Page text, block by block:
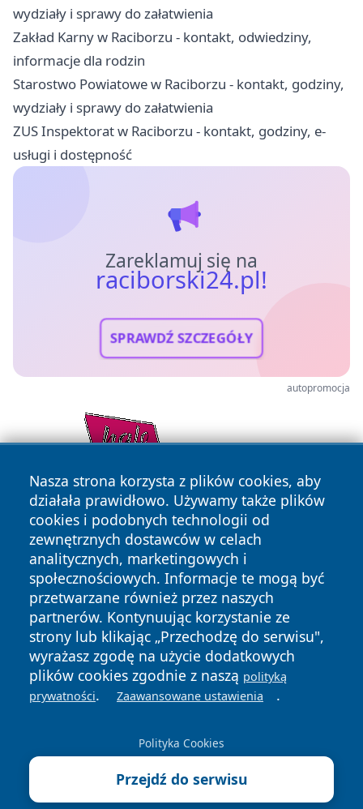
wydziały i sprawy do załatwienia
Zakład Karny w Raciborzu - kontakt, odwiedziny,
informacje dla rodzin
Starostwo Powiatowe w Raciborzu - kontakt, godziny,
wydziały i sprawy do załatwienia
ZUS Inspektorat w Raciborzu - kontakt, godziny, e-
usługi i dostępność
Zareklamuj się na
raciborski24.pl!
SPRAWDŹ SZCZEGÓŁY
autopromocja
Nasza strona korzysta z plików cookies, aby
działała prawidłowo. Używamy także plików
cookies i podobnych technologii od
zewnętrznych dostawców w celach
analitycznych, marketingowych i
społecznościowych. Informacje te mogą być
przetwarzane również przez naszych
partnerów. Kontynuując korzystanie ze
strony lub klikając „Przechodzę do serwisu",
wyrażasz zgodę na użycie dodatkowych
plików cookies zgodnie z naszą polityką
prywatności. Zaawansowane ustawienia .
Polityka Cookies
Przejdź do serwisu
Copyright © 2026 raciborski24.pl Wszystkie prawa
zastrzeżone.
News Autorzy
Polityka
Polityka